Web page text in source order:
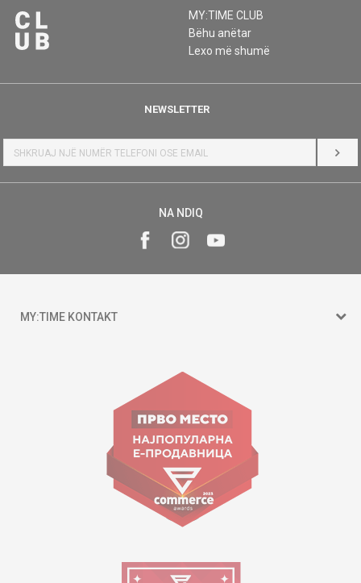
MY:TIME CLUB
Bëhu anëtar
Lexo më shumë
NEWSLETTER
HYR
NA NDIQ
MY:TIME KONTAKT
Goce Nikolovski 74 Shkup
contact@mytime.mk
Orari i punës:
09:00 - 17:00